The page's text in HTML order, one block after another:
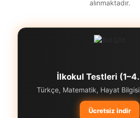
alınmaktadır.
İlkokul Testleri (1–4.
Türkçe, Matematik, Hayat
Ücretsiz indir